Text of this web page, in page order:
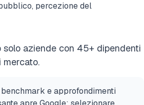
percezione del
solo aziende con 45+ dipendenti
mercato.
e approfondimenti